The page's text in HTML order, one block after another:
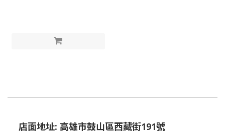
店面地址: 高雄市鼓山區西藏街191號